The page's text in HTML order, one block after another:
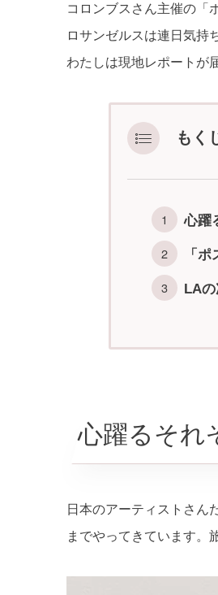
コロンブスさん主催の「
ロサンゼルスは連日気持
わたしは現地レポートが
もく
心躍
「
LA
心躍るそれ
日本のアーティストさん
までやってきています。